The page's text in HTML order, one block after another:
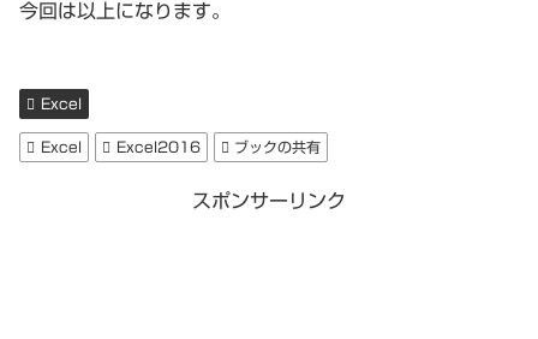
今回は以上になります。
Excel
Excel Excel2016 ブックの共有
スポンサーリンク